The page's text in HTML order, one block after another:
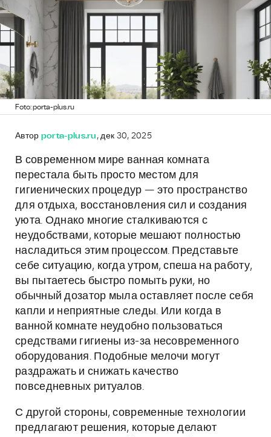
Foto: porta-plus.ru
Автор porta-plus.ru , дек 30, 2025
В современном мире ванная комната
перестала быть просто местом для
гигиенических процедур — это пространство
для отдыха, восстановления сил и создания
уюта. Однако многие сталкиваются с
неудобствами, которые мешают полностью
насладиться этим процессом. Представьте
себе ситуацию, когда утром, спеша на работу,
вы пытаетесь быстро помыть руки, но
обычный дозатор мыла оставляет после себя
капли и неприятные следы. Или когда в
ванной комнате неудобно пользоваться
средствами гигиены из-за несовременного
оборудования. Подобные мелочи могут
раздражать и снижать качество
повседневных ритуалов.
С другой стороны, современные технологии
предлагают решения, которые делают